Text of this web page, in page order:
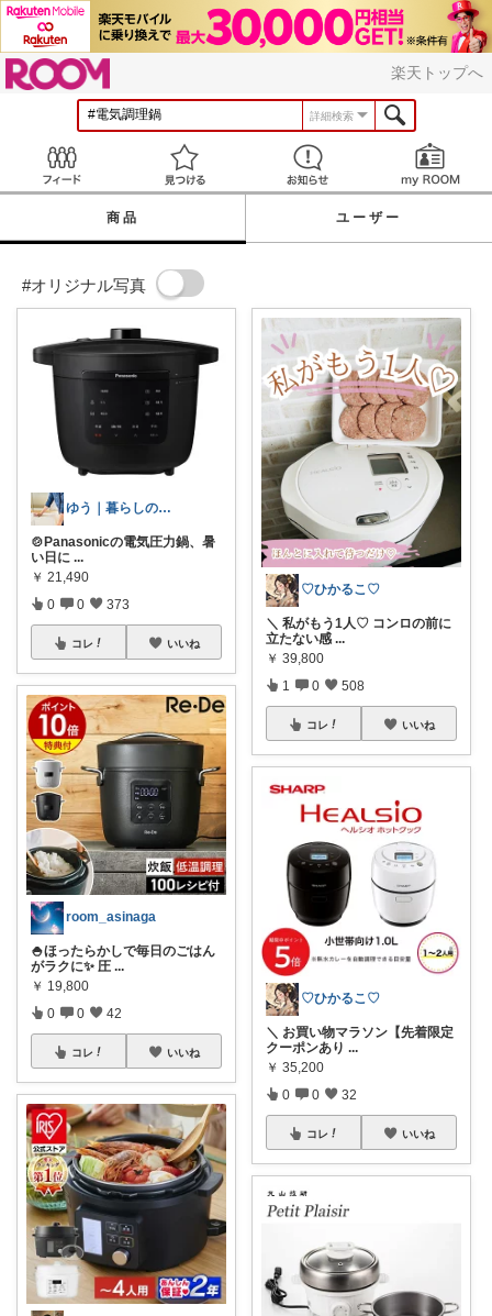
楽天トップへ
詳細検索
見つける お知らせ
商品 ユーザー
#オリジナル写真
ゆう｜暮らしのお得術
🍲Panasonicの電気圧力鍋、暑
い日に ...
￥ 21,490
0 0 373
コレ いいね
room_asinaga
🍚ほったらかしで毎日のごはん
がラクに✨ 圧 ...
￥ 19,800
0 0 42
コレ いいね
♡ひかるこ♡
＼ 私がもう1人♡ コンロの前に
立たない感 ...
￥ 39,800
1 0 508
コレ いいね
♡ひかるこ♡
＼ お買い物マラソン【先着限定
クーポンあり ...
￥ 35,200
0 0 32
コレ いいね